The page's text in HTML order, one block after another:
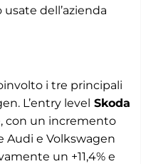
dell’azienda
i tre principali
L’entry level Skoda
con un incremento
Audi e Volkswagen
un +11,4% e